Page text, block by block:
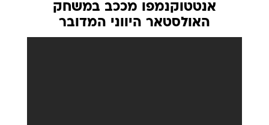
אנטטוקנמפו מככב במשחק
האולסטאר היווני המדובר